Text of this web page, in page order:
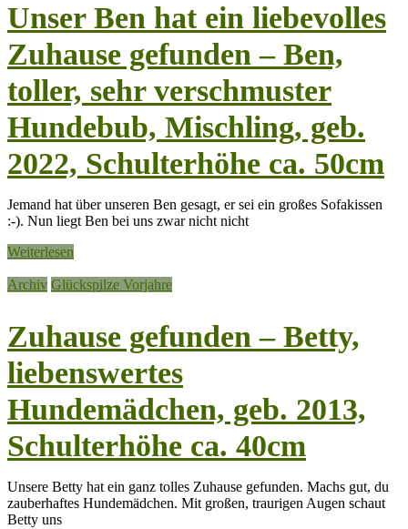
Unser Ben hat ein liebevolles
Zuhause gefunden – Ben,
toller, sehr verschmuster
Hundebub, Mischling, geb.
2022, Schulterhöhe ca. 50cm
Jemand hat über unseren Ben gesagt, er sei ein großes Sofakissen
:-). Nun liegt Ben bei uns zwar nicht nicht
Weiterlesen
Archiv Glückspilze Vorjahre
Zuhause gefunden – Betty,
liebenswertes
Hundemädchen, geb. 2013,
Schulterhöhe ca. 40cm
Unsere Betty hat ein ganz tolles Zuhause gefunden. Machs gut, du
zauberhaftes Hundemädchen. Mit großen, traurigen Augen schaut
Betty uns